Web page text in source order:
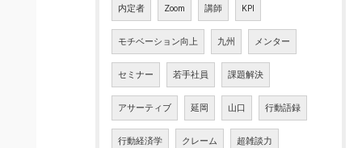
内定者 Zoom 講師 KPI
モチベーション向上 九州 メンター
セミナー 若手社員 課題解決
アサーティブ 延岡 山口 行動語録
行動経済学 クレーム 超雑談力